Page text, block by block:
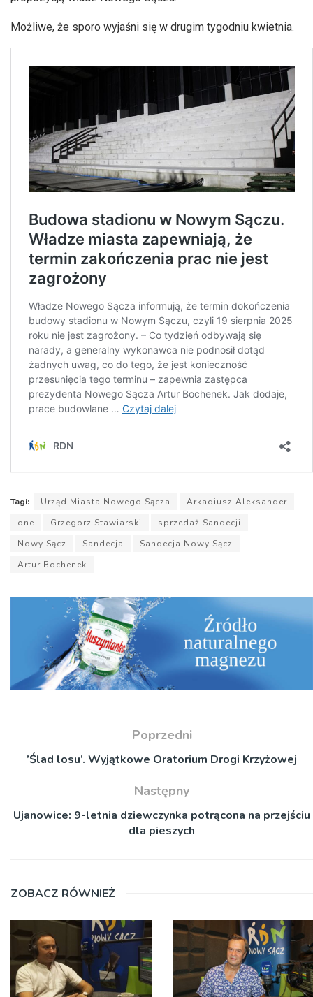
Możliwe, że sporo wyjaśni się w drugim tygodniu kwietnia.
Tagi: Urząd Miasta Nowego Sącza
Arkadiusz Aleksander
one
Grzegorz Stawiarski
sprzedaż Sandecji
Nowy Sącz
Sandecja
Sandecja Nowy Sącz
Artur Bochenek
Poprzedni
’Ślad losu’. Wyjątkowe Oratorium Drogi Krzyżowej
Następny
Ujanowice: 9-letnia dziewczynka potrącona na przejściu
dla pieszych
ZOBACZ RÓWNIEŻ